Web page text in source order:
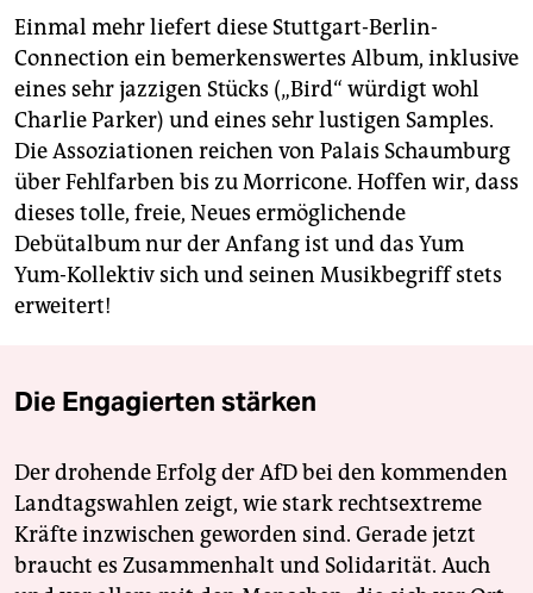
Einmal mehr liefert diese Stuttgart-Berlin-
Connection ein bemerkenswertes Album, inklusive
eines sehr jazzigen Stücks („Bird“ würdigt wohl
Charlie Parker) und eines sehr lustigen Samples.
Die Assoziationen reichen von Palais Schaumburg
über Fehlfarben bis zu Morricone. Hoffen wir, dass
dieses tolle, freie, Neues ermöglichende
Debütalbum nur der Anfang ist und das Yum
Yum-Kollektiv sich und seinen Musikbegriff stets
erweitert!
Die Engagierten stärken
Der drohende Erfolg der AfD bei den kommenden
Landtagswahlen zeigt, wie stark rechtsextreme
Kräfte inzwischen geworden sind. Gerade jetzt
braucht es Zusammenhalt und Solidarität. Auch